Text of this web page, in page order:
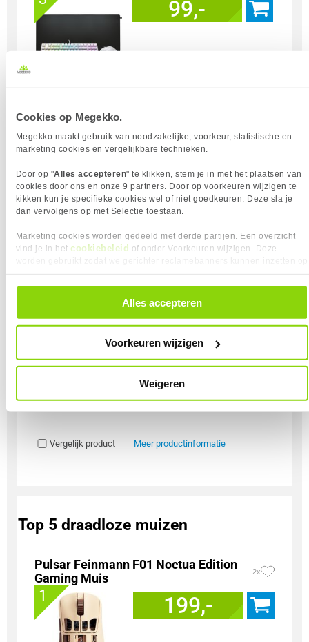
Cookies op Megekko.
Megekko maakt gebruik van noodzakelijke, voorkeur, statistische en
marketing cookies en vergelijkbare technieken.
Door op "Alles accepteren" te klikken, stem je in met het plaatsen van
cookies door ons en onze 9 partners. Door op voorkeuren wijzigen te
kikken kun je specifieke cookies wel of niet goedkeuren. Deze sla je
dan vervolgens op met Selectie toestaan.
Marketing cookies worden gedeeld met derde partijen. Een overzicht
vind je in het cookiebeleid of onder Voorkeuren wijzigen. Deze
alle cookies. Je kunt je gegeven toestemming altijd intrekken, dit doe je
door in de footer van onze website te klikken op ‘Cookievoorkeuren’
Alles accepteren
Voorkeuren wijzigen
Weigeren
99,-
Soort Bundel
Toetsenbord + Muis + Muismat
Vergelijk product Meer productinformatie
K5V2 / M68 Pro / GP5
1 dag (zaterdag)
Merk
Cherry
Gaming
Soort Bundel
Toetsenbord + Muis + Muismat
Vergelijk product Meer productinformatie
Top 5 draadloze muizen
Pulsar Feinmann F01 Noctua Edition
Gaming Muis
2x
1 199,-